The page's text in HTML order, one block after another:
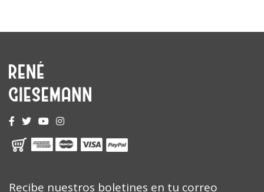
Recibe nuestros boletines en tu correo